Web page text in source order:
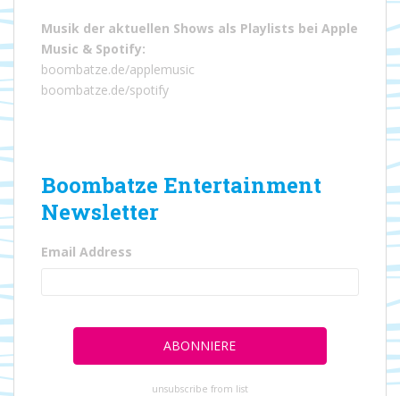
Musik der aktuellen Shows als Playlists bei Apple
Music & Spotify:
boombatze.de/applemusic
boombatze.de/spotify
Boombatze Entertainment
Newsletter
Email Address
unsubscribe from list